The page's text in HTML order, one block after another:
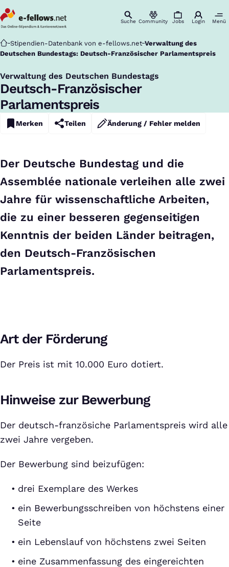
Suche Community Jobs Login Menü
Startseite
Stipendien-Datenbank von e-fellows.net Verwaltung des
Deutschen Bundestags: Deutsch-Französischer Parlamentspreis
Verwaltung des Deutschen Bundestags
:
Deutsch-Französischer
Parlamentspreis
Merken Teilen Änderung / Fehler melden
Der Deutsche Bundestag und die
Assemblée nationale verleihen alle zwei
Jahre für wissenschaftliche Arbeiten,
die zu einer besseren gegenseitigen
Kenntnis der beiden Länder beitragen,
den Deutsch-Französischen
Parlamentspreis.
Art der Förderung
Der Preis ist mit 10.000 Euro dotiert.
Hinweise zur Bewerbung
Der deutsch-französiche Parlamentspreis wird alle
zwei Jahre vergeben.
Der Bewerbung sind beizufügen:
drei Exemplare des Werkes
ein Bewerbungsschreiben von höchstens einer
Seite
ein Lebenslauf von höchstens zwei Seiten
eine Zusammenfassung des eingereichten